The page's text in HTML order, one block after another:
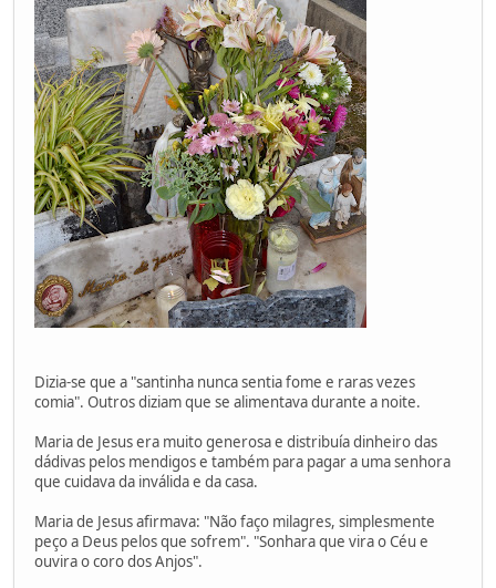
Dizia-se que a "santinha nunca sentia fome e raras vezes
comia". Outros diziam que se alimentava durante a noite.
Maria de Jesus era muito generosa e distribuía dinheiro das
dádivas pelos mendigos e também para pagar a uma senhora
que cuidava da inválida e da casa.
Maria de Jesus afirmava: "Não faço milagres, simplesmente
peço a Deus pelos que sofrem". "Sonhara que vira o Céu e
ouvira o coro dos Anjos".